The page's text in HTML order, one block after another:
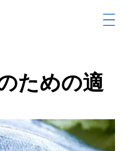
ための適